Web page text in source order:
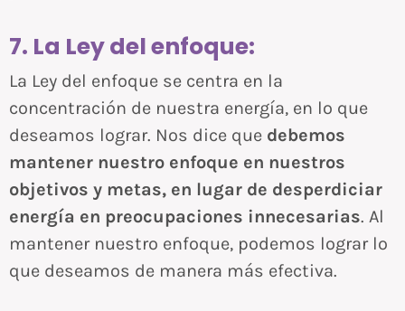
7. La Ley del enfoque:
La Ley del enfoque se centra en la
concentración de nuestra energía, en lo que
deseamos lograr. Nos dice que debemos
mantener nuestro enfoque en nuestros
objetivos y metas, en lugar de desperdiciar
energía en preocupaciones innecesarias. Al
mantener nuestro enfoque, podemos lograr lo
que deseamos de manera más efectiva.